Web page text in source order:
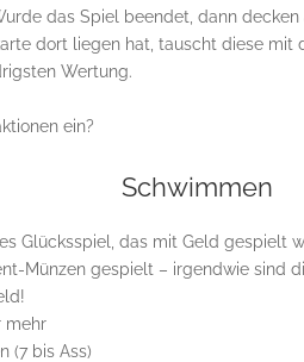
das Spiel beendet, dann
dort liegen hat, tauscht diese mit
Wertung.
ein?
Schwimmen
Glücksspiel, das mit Geld gespielt
Münzen gespielt – irgendwie sind
mehr
(7 bis Ass)